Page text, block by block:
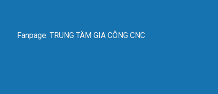
Fanpage: TRUNG TÂM GIA CÔNG CNC